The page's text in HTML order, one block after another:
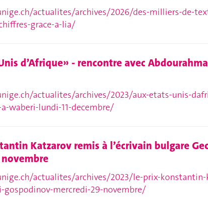
actualites/archives/2026/des-milliers-de-
grace-a-lia/
d’Afrique» - rencontre avec
actualites/archives/2023/aux-etats-unis-
waberi-lundi-11-decembre/
Katzarov remis à l’écrivain bulgare
actualites/archives/2023/le-prix-konstantin-
gospodinov-mercredi-29-novembre/